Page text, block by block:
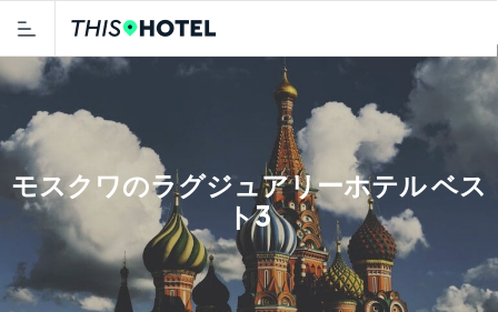
モスクワのラグジュアリーホテル ベス
ト3